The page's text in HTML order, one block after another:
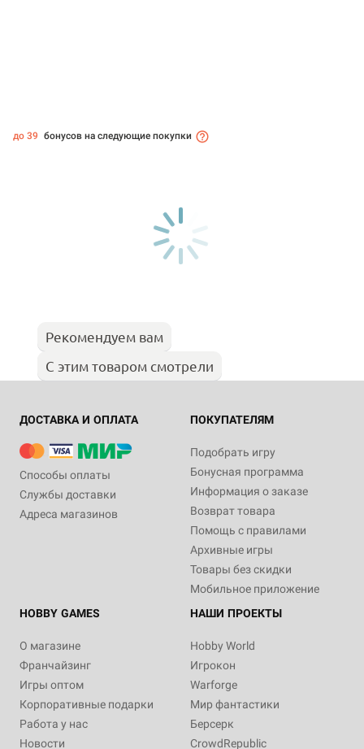
до 39 бонусов на следующие покупки
Рекомендуем вам
С этим товаром смотрели
ДОСТАВКА И ОПЛАТА
Способы оплаты
Службы доставки
Адреса магазинов
ПОКУПАТЕЛЯМ
Подобрать игру
Бонусная программа
Информация о заказе
Возврат товара
Помощь с правилами
Архивные игры
Товары без скидки
Мобильное приложение
HOBBY GAMES
О магазине
Франчайзинг
Игры оптом
Корпоративные подарки
Работа у нас
Новости
НАШИ ПРОЕКТЫ
Hobby World
Игрокон
Warforge
Мир фантастики
Берсерк
CrowdRepublic